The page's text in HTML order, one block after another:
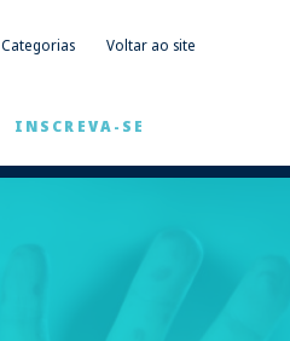
Categorias Voltar ao site
INSCREVA-SE